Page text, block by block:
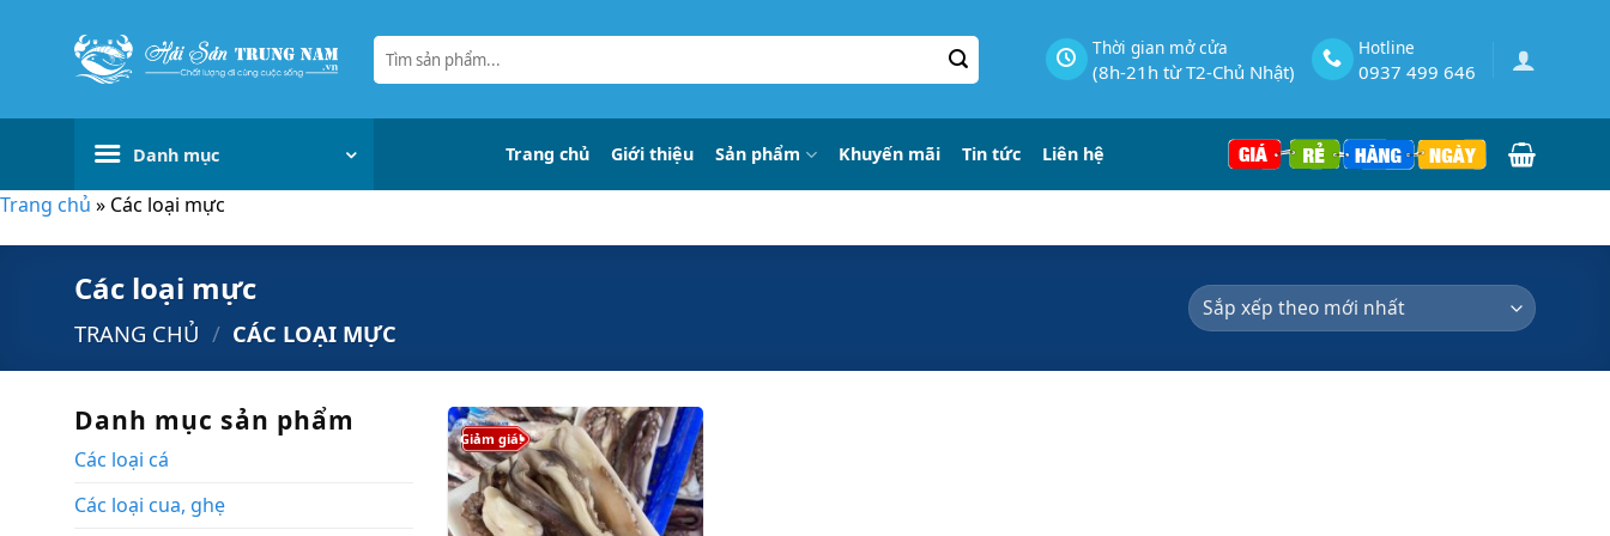
Tìm
kiếm:
Thời gian mở cửa
(8h-21h từ T2-Chủ Nhật)
Hotline
0937 499 646
Danh mục Trang chủ Giới thiệu Sản phẩm Khuyến mãi Tin tức Liên hệ
Trang chủ » Các loại mực
Các loại mực
TRANG CHỦ / CÁC LOẠI MỰC
Danh mục sản phẩm
Các loại cá
Các loại cua, ghẹ
Giảm giá!